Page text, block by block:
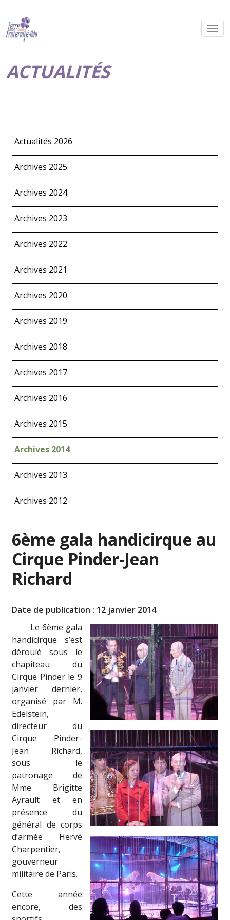
ACTUALITÉS
Actualités 2026
Archives 2025
Archives 2024
Archives 2023
Archives 2022
Archives 2021
Archives 2020
Archives 2019
Archives 2018
Archives 2017
Archives 2016
Archives 2015
Archives 2014
Archives 2013
Archives 2012
6ème gala handicirque au
Cirque Pinder-Jean
Richard
Date de publication : 12 janvier 2014
Le 6ème gala
handicirque s’est
déroulé sous le
chapiteau du
Cirque Pinder le 9
janvier dernier,
organisé par M.
Edelstein,
directeur du
Cirque Pinder-
Jean Richard,
sous le
patronage de
Mme Brigitte
Ayrault et en
présence du
général de corps
d’armée Hervé
Charpentier,
gouverneur
militaire de Paris.
Cette année
encore, des